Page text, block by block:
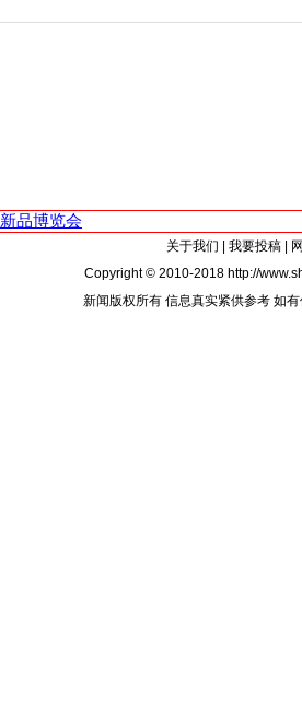
新品博览会
关于我们 我要投稿|
Copyright © 2010-2018 http://
新闻版权所有 信息真实紧供参考 如